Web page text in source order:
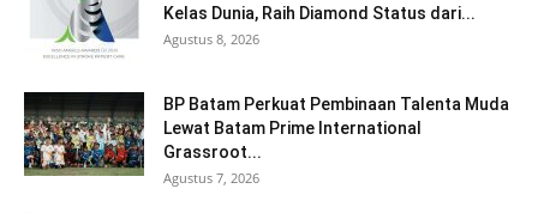
Kelas Dunia, Raih Diamond Status dari...
Agustus 8, 2026
BP Batam Perkuat Pembinaan Talenta Muda
Lewat Batam Prime International
Grassroot...
Agustus 7, 2026